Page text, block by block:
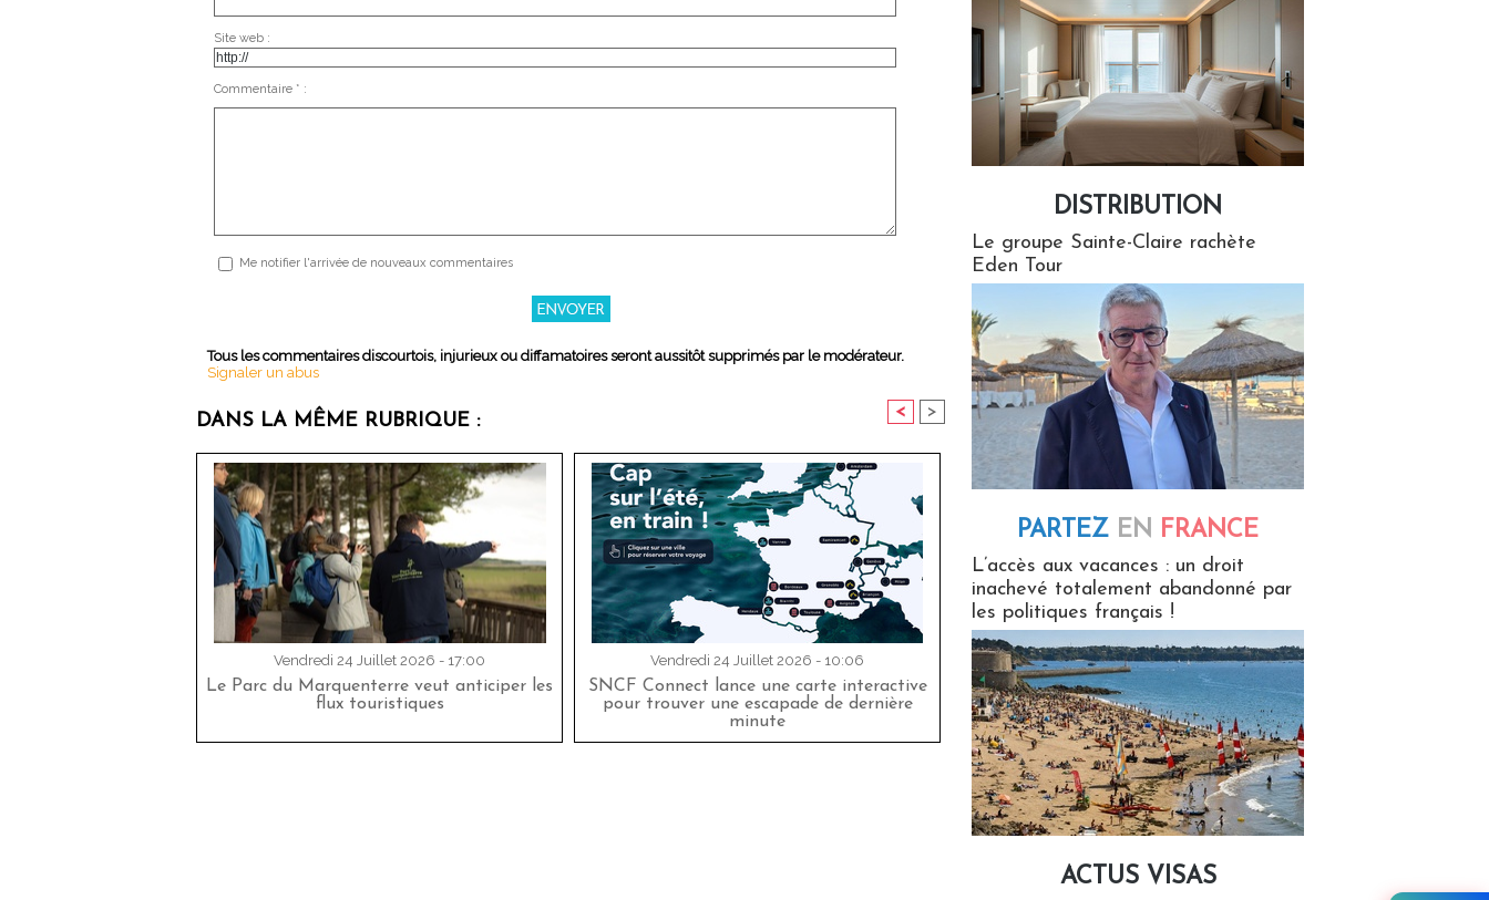
Site web :
Commentaire * :
Me notifier l'arrivée de nouveaux commentaires
Tous les commentaires discourtois, injurieux ou diffamatoires seront aussitôt supprimés par le modérateur.
Signaler un abus
DANS LA MÊME RUBRIQUE : < >
Vendredi 24 Juillet 2026 - 17:00
Le Parc du Marquenterre veut anticiper les
flux touristiques
Vendredi 24 Juillet 2026 - 10:06
SNCF Connect lance une carte interactive
pour trouver une escapade de dernière
minute
DISTRIBUTION
Le groupe Sainte-Claire rachète
Eden Tour
PARTEZ EN FRANCE
L’accès aux vacances : un droit
inachevé totalement abandonné par
les politiques français !
ACTUS VISAS